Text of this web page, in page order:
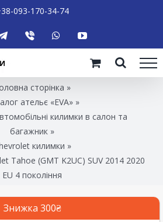
093-170-34-74
сторінка »
ательє «EVA»»
килимки в салон та
багажник »
килимки »
Tahoe (GMT K2UC) SUV 2014 2020
EU 4 покоління
Знижка 300₴